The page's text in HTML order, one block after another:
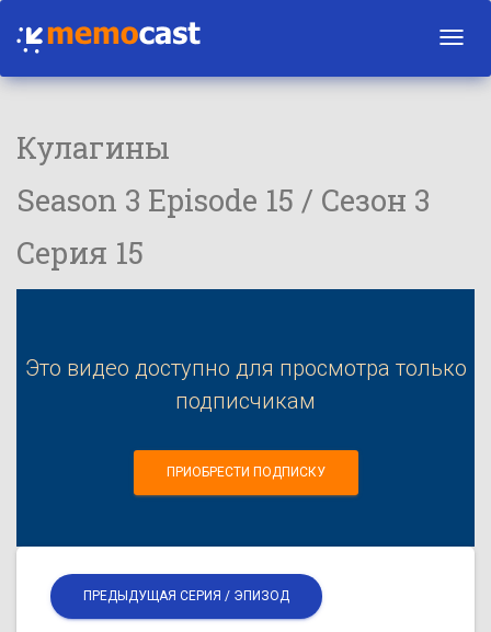
Кулагины
Season 3 Episode 15 / Сезон 3
Серия 15
Это видео доступно для просмотра только
подписчикам
ПРИОБРЕСТИ ПОДПИСКУ
ПРЕДЫДУЩАЯ СЕРИЯ / ЭПИЗОД